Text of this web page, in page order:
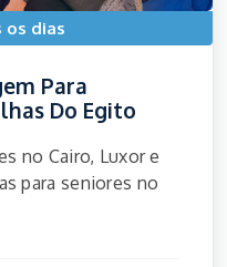
os dias
Para
Do Egito
no Cairo, Luxor e
para seniores no